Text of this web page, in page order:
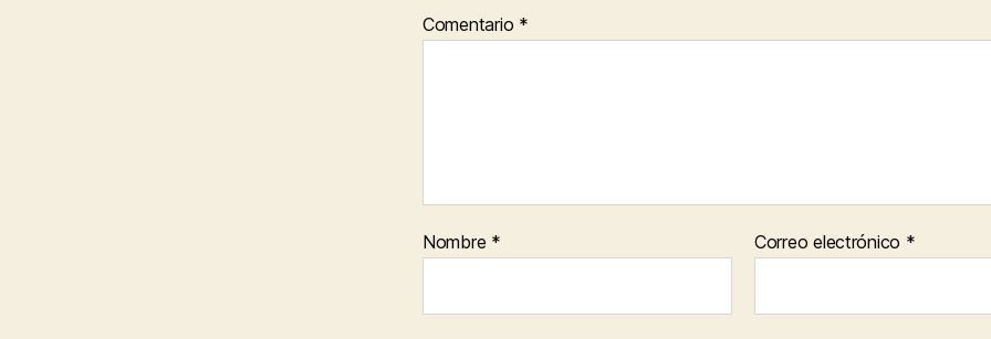
Comentario *
Nombre * Correo electrónico *